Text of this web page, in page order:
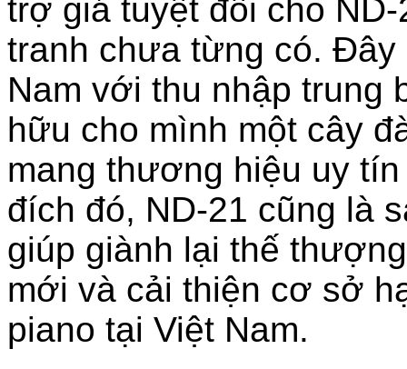
trợ giá tuyệt đối cho
tranh chưa từng có.
Nam với thu nhập trung
hữu cho mình một cây
mang thương hiệu uy
đích đó, ND-21 cũng là
giúp giành lại thế
mới và cải thiện cơ sở
piano tại Việt Nam.